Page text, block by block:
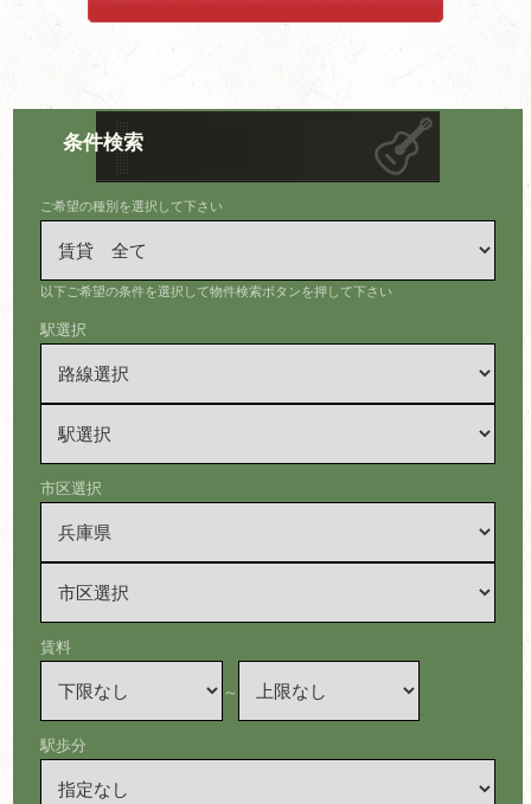
条件検索
ご希望の種別を選択して下さい
以下ご希望の条件を選択して物件検索ボタンを押して下さい
駅選択
市区選択
賃料
～
駅歩分